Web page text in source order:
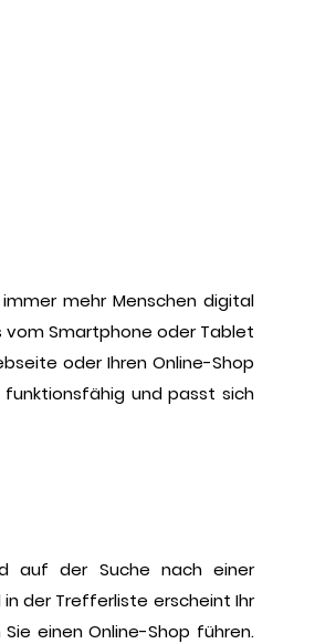
mehr Menschen digital
vom Smartphone oder Tablet
oder Ihren Online-Shop
funktionsfähig und passt sich
auf der Suche nach einer
der Trefferliste erscheint Ihr
einen Online-Shop führen.